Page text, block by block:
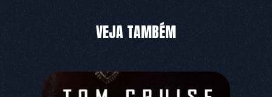
VEJA TAMBÉM